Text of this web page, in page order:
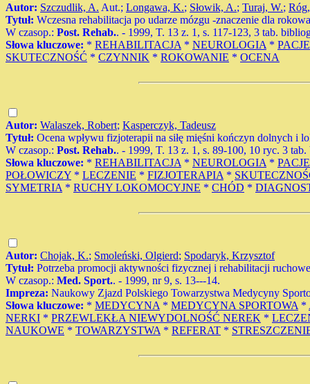
Autor: Szczudlik, A. Aut.; Longawa, K.; Słowik, A.; Turaj, W.;
Tytuł: Wczesna rehabilitacja po udarze mózgu -znaczenie dla
W czasop.: Post. Rehab.. - 1999, T. 13 z. 1, s. 117-123, 3 tab.
Słowa kluczowe: * REHABILITACJA * NEUROLOGIA *
SKUTECZNOŚĆ * CZYNNIK * ROKOWANIE * OCENA
Autor: Walaszek, Robert; Kasperczyk, Tadeusz
Tytuł: Ocena wpływu fizjoterapii na siłę mięśni kończyn dolnych i
W czasop.: Post. Rehab.. - 1999, T. 13 z. 1, s. 89-100, 10 ryc. 3
Słowa kluczowe: * REHABILITACJA * NEUROLOGIA *
POŁOWICZY * LECZENIE * FIZJOTERAPIA *
SYMETRIA * RUCHY LOKOMOCYJNE * CHÓD *
Autor: Chojak, K.; Smoleński, Olgierd; Spodaryk, Krzysztof
Tytuł: Potrzeba promocji aktywności fizycznej i rehabilitacji
W czasop.: Med. Sport.. - 1999, nr 9, s. 13---14.
Impreza: Naukowy Zjazd Polskiego Towarzystwa Medycyny
Słowa kluczowe: * MEDYCYNA * MEDYCYNA SPORTOWA *
NERKI * PRZEWLEKŁA NIEWYDOLNOŚĆ NEREK *
NAUKOWE * TOWARZYSTWA * REFERAT *